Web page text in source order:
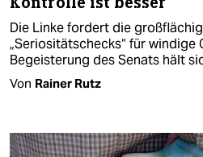
Die Linke fordert die
„Seriositätschecks“ für windige
Begeisterung des Senats hält
Von Rainer Rutz